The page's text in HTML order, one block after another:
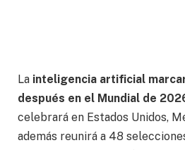
La inteligencia artificial
después en el Mundial de
celebrará en Estados Unidos,
además reunirá a 48